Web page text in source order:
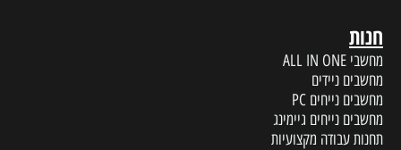
חנות
מחשבי ALL IN ONE
מחשבים ניידים
מחשבים נייחים PC
מחשבים נייחים גיימינג
תחנות עבודה מקצועיות